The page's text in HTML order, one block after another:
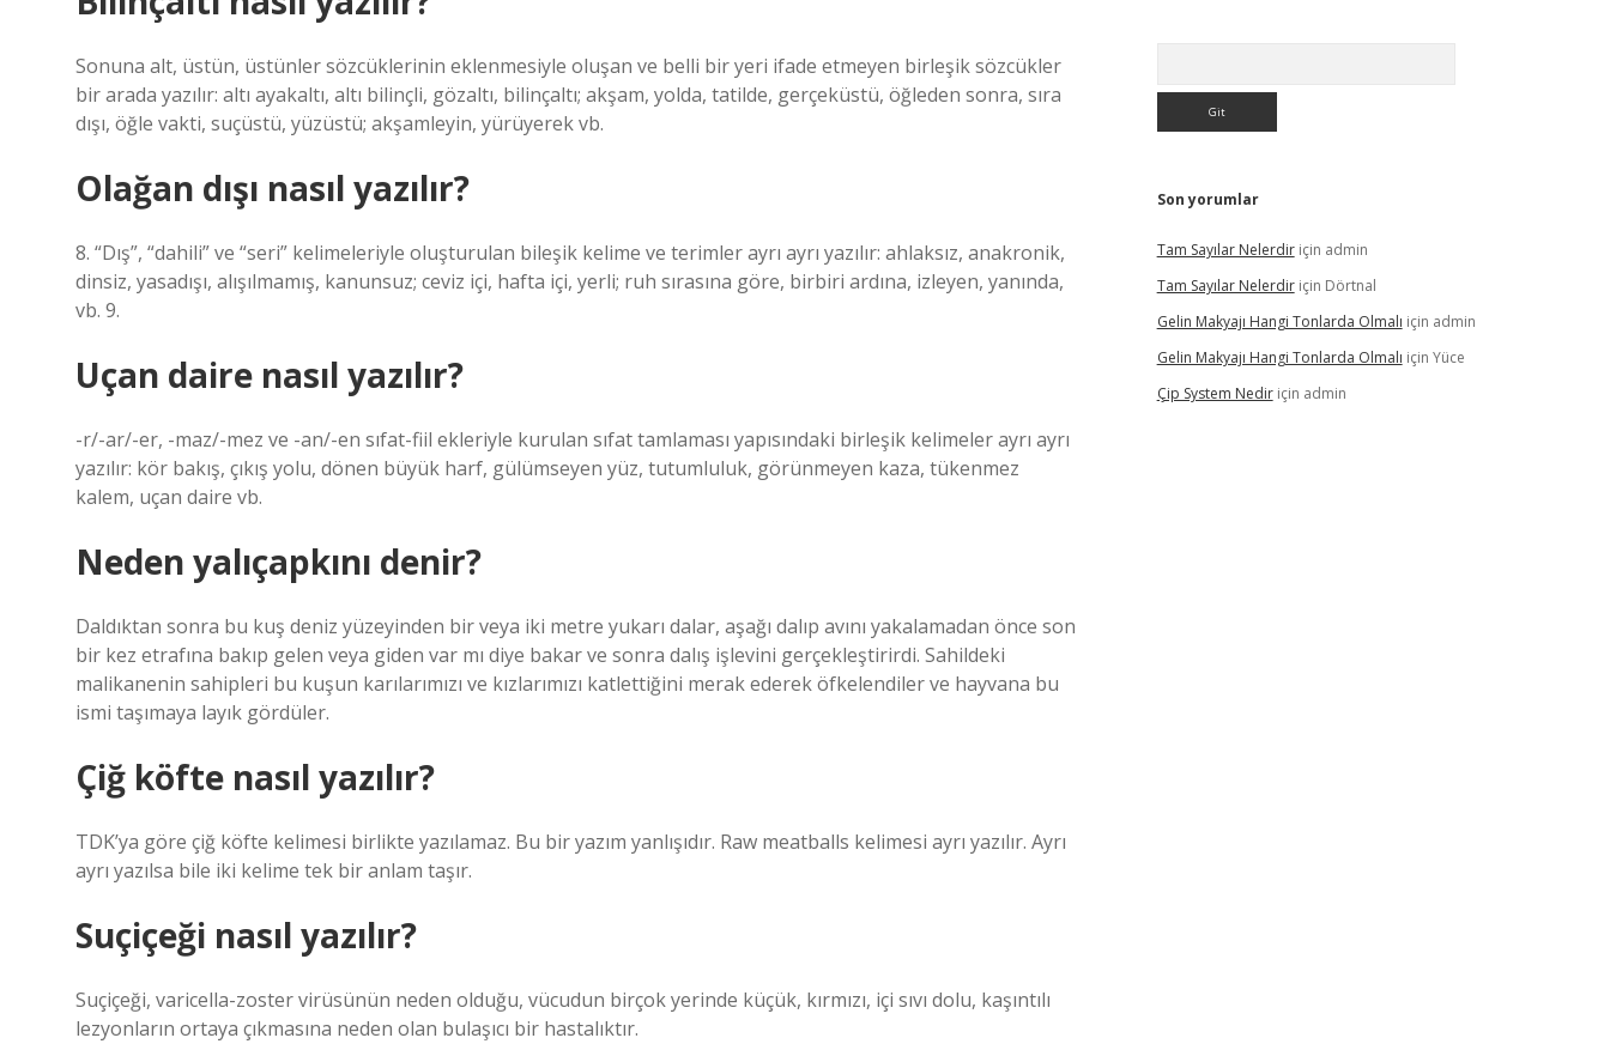
Sonuna alt, üstün, üstünler sözcüklerinin eklenmesiyle oluşan ve belli bir yeri ifade etmeyen birleşik sözcükler
bir arada yazılır: altı ayakaltı, altı bilinçli, gözaltı, bilinçaltı; akşam, yolda, tatilde, gerçeküstü, öğleden sonra, sıra
dışı, öğle vakti, suçüstü, yüzüstü; akşamleyin, yürüyerek vb.
Olağan dışı nasıl yazılır?
8. “Dış”, “dahili” ve “seri” kelimeleriyle oluşturulan bileşik kelime ve terimler ayrı ayrı yazılır: ahlaksız, anakronik,
dinsiz, yasadışı, alışılmamış, kanunsuz; ceviz içi, hafta içi, yerli; ruh sırasına göre, birbiri ardına, izleyen, yanında,
vb. 9.
Uçan daire nasıl yazılır?
-r/-ar/-er, -maz/-mez ve -an/-en sıfat-fiil ekleriyle kurulan sıfat tamlaması yapısındaki birleşik kelimeler ayrı ayrı
yazılır: kör bakış, çıkış yolu, dönen büyük harf, gülümseyen yüz, tutumluluk, görünmeyen kaza, tükenmez
kalem, uçan daire vb.
Neden yalıçapkını denir?
Daldıktan sonra bu kuş deniz yüzeyinden bir veya iki metre yukarı dalar, aşağı dalıp avını yakalamadan önce son
bir kez etrafına bakıp gelen veya giden var mı diye bakar ve sonra dalış işlevini gerçekleştirirdi. Sahildeki
malikanenin sahipleri bu kuşun karılarımızı ve kızlarımızı katlettiğini merak ederek öfkelendiler ve hayvana bu
ismi taşımaya layık gördüler.
Çiğ köfte nasıl yazılır?
TDK’ya göre çiğ köfte kelimesi birlikte yazılamaz. Bu bir yazım yanlışıdır. Raw meatballs kelimesi ayrı yazılır. Ayrı
ayrı yazılsa bile iki kelime tek bir anlam taşır.
Suçiçeği nasıl yazılır?
Suçiçeği, varicella-zoster virüsünün neden olduğu, vücudun birçok yerinde küçük, kırmızı, içi sıvı dolu, kaşıntılı
lezyonların ortaya çıkmasına neden olan bulaşıcı bir hastalıktır.
Son yorumlar
Tam Sayılar Nelerdiriçin admin
Tam Sayılar Nelerdiriçin Dörtnal
Gelin Makyajı Hangi Tonlarda Olmalı için admin
Gelin Makyajı Hangi Tonlarda Olmalı için Yüce
Çip System Nediriçin admin